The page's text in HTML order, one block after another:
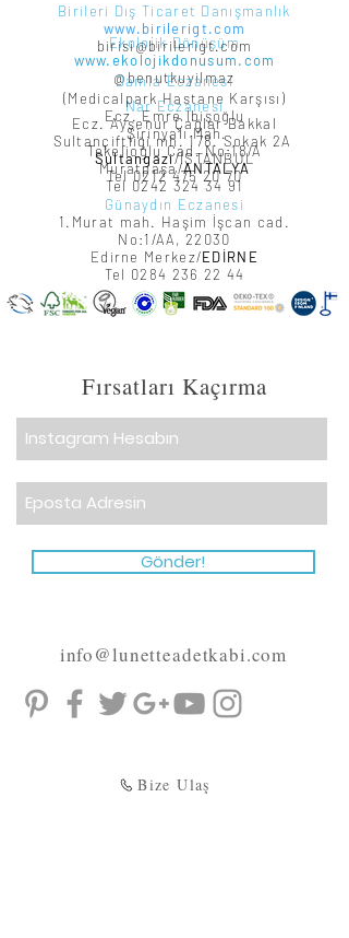
Nar Eczanesi
Ecz. Ayşenur Çağlar Bakkal
Sultançiftliği mh. 178. Sokak 2A
Sultangazi/İSTANBUL
Tel0212 475 20 70
Günaydın Eczanesi
1.Murat mah. Haşim İşcan cad.
No:1/AA, 22030
Edirne Merkez/EDİRNE
Tel 0284 236 22 44
Ekolojik Dönüşüm
www.ekolojikdonusum.com
@benutkuyilmaz
Birileri Dış Ticaret Danışmanlık
www.birilerigt.com
birisi@birilerigt.com
Damla Eczanesi
(Medicalpark Hastane Karşısı)
Ecz. Emre İbişoğlu
Şirinyalı Mah.
Tekelioğlu Cad. No:18/A
Muratpaşa/ANTALYA
Tel 0242 324 34 91
Fırsatları Kaçırma
Gönder!
info@lunetteadetkabi.com
Bize Ulaş